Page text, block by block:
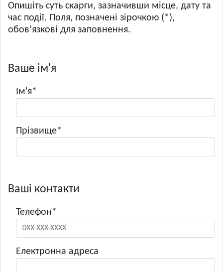
Опишіть суть скарги, зазначивши місце, дату та
час події. Поля, позначені зірочкою (*),
обов’язкові для заповнення.
Ваше ім'я
Ім'я*
Прізвище*
Ваші контакти
Телефон*
Електронна адреса